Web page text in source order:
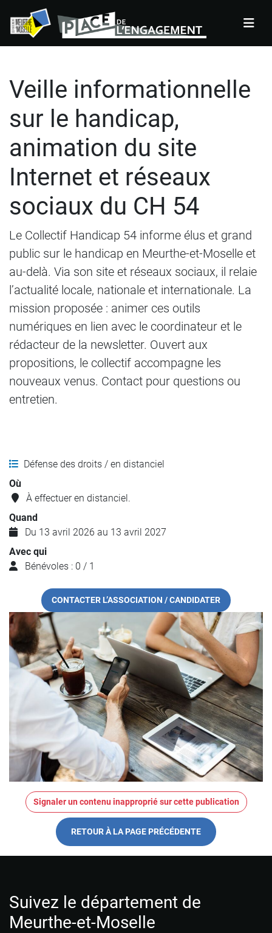
Veille informationnelle
sur le handicap,
animation du site
Internet et réseaux
sociaux du CH 54
Le Collectif Handicap 54 informe élus et grand
public sur le handicap en Meurthe-et-Moselle et
au-delà. Via son site et réseaux sociaux, il relaie
l’actualité locale, nationale et internationale. La
mission proposée : animer ces outils
numériques en lien avec le coordinateur et le
rédacteur de la newsletter. Ouvert aux
propositions, le collectif accompagne les
nouveaux venus. Contact pour questions ou
entretien.
Défense des droits / en distanciel
Où
À effectuer en distanciel.
Quand
Du 13 avril 2026 au 13 avril 2027
Avec qui
Bénévoles : 0 / 1
CONTACTER L’ASSOCIATION / CANDIDATER
Signaler un contenu inapproprié sur cette publication
RETOUR À LA PAGE PRÉCÉDENTE
Suivez le département de
Meurthe-et-Moselle
Panneau de gestion des cookies